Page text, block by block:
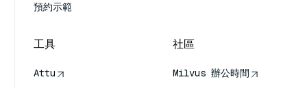
預約示範
工具
Attu
社區
Milvus 辦公時間